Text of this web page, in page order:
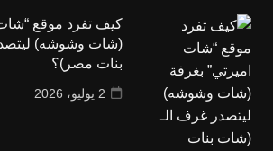
كيف تفرد موقع
(شات وشوشه)
بنات مصر)؟
2 يوليو، 2026